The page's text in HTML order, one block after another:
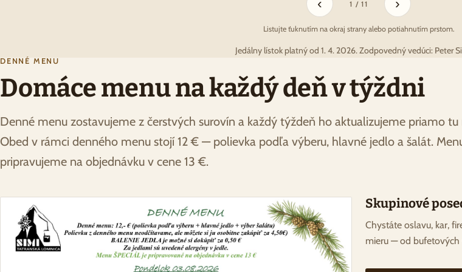
‹ 1 / 11 ›
Listujte ťuknutím na okraj strany alebo potiahnutím prstom.
Jedálny lístok platný od 1. 4. 2026. Zodpovedný vedúci: Peter
DENNÉ MENU
Domáce menu na každý deň v týždni
Denné menu zostavujeme z čerstvých surovín a každý týždeň ho aktualizujeme priamo tu
Obed v rámci denného menu stojí 12 € — polievka podľa výberu, hlavné jedlo a šalát.
pripravujeme na objednávku v cene 13 €.
Skupinové
Chystáte oslavu, kar,
mieru — od